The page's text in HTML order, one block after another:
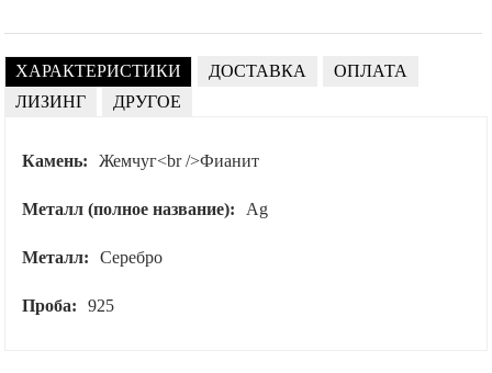
ХАРАКТЕРИСТИКИ ДОСТАВКА
ОПЛАТА
ЛИЗИНГ
ДРУГОЕ
Камень: Жемчуг<br />Фианит
Металл (полное название): Ag
Металл: Серебро
Проба: 925